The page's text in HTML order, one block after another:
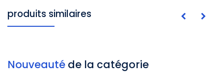
produits similaires
Nouveauté de la catégorie